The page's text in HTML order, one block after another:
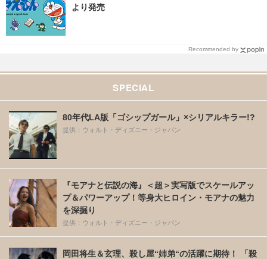
より発売
Recommended by
SPECIAL
80年代LA版「ゴシップガール」×シリアルキラー!?
提供：ウォルト・ディズニー・ジャパン
『モアナと伝説の海』＜超＞実写版でスケールアッ
プ＆パワーアップ！等身大ヒロイン・モアナの魅力
を深掘り
提供：ウォルト・ディズニー・ジャパン
岡田将生＆玄理、殺し屋“姉弟“の活躍に期待！ 「殺